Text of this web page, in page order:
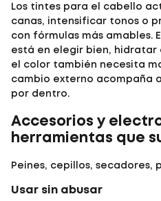
Los tintes para el cabello
canas, intensificar tonos o
con fórmulas más amables.
está en elegir bien, hidratar
el color también necesita
cambio externo acompaña
por dentro.
Accesorios y
herramientas que
Peines, cepillos, secadores,
Usar sin abusar